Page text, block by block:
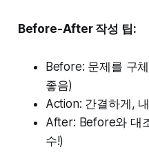
Before-After 작성 팁:
Before: 문제를 구
좋음)
Action: 간결하게,
After: Before와 대
수!)